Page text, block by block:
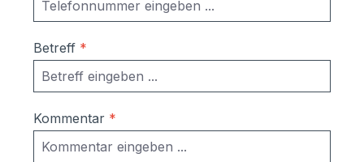
Betreff *
Kommentar *